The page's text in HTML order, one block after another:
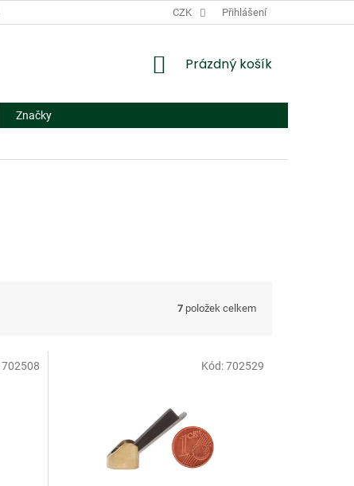
NÁHRADNÍ PLNĚNÍ
CZK Přihlášení
NÁKUPNÍ
Prázdný košík
Značky
7 položek celkem
702508 Kód:702529